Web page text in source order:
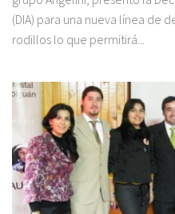
(DIA) para una nueva línea de
rodillos lo que permitirá...